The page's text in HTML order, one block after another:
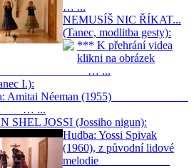
… ...
NEMUSÍŠ NIC ŘÍKAT...
(Tanec, modlitba gesty):
*** K přehrání videa
klikni na obrázek
… ...
I.):
Amitai Néeman (1955)
...
SHEL JOSSI (Jossiho nigun):
Hudba: Yossi Spivak
(1960), z původní lidové
melodie